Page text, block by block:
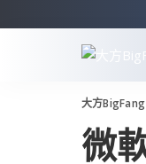
大方BigFang
微